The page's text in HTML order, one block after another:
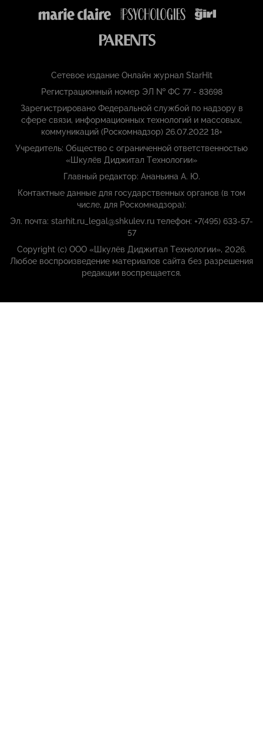
Сетевое издание Онлайн журнал StarHit
Регистрационный номер ЭЛ № ФС 77 - 83698
Зарегистрировано Федеральной службой по надзору в
сфере связи, информационных технологий и массовых,
коммуникаций (Роскомнадзор) 26.07.2022 18+
Учредитель: Общество с ограниченной ответственностью
«Шкулёв Диджитал Технологии»
Главный редактор: Ананьина А. Ю.
Контактные данные для государственных органов (в том
числе, для Роскомнадзора):
Эл. почта: starhit.ru_legal@shkulev.ru телефон: +7(495) 633-57-
57
Copyright (с) ООО «Шкулёв Диджитал Технологии», 2026.
Любое воспроизведение материалов сайта без разрешения
редакции воспрещается.